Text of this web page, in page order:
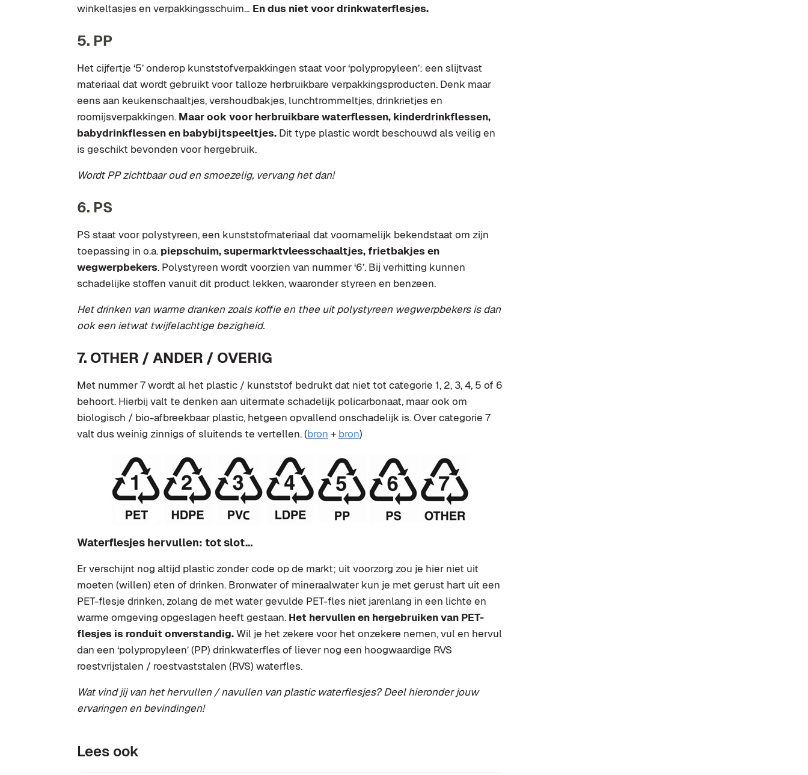
winkeltasjes en verpakkingsschuim… En dus niet voor drinkwaterflesjes.
5. PP
Het cijfertje ‘5’ onderop kunststofverpakkingen staat voor ‘polypropyleen’: een slijtvast
materiaal dat wordt gebruikt voor talloze herbruikbare verpakkingsproducten. Denk maar
eens aan keukenschaaltjes, vershoudbakjes, lunchtrommeltjes, drinkrietjes en
roomijsverpakkingen. Maar ook voor herbruikbare waterflessen, kinderdrinkflessen,
babydrinkflessen en babybijtspeeltjes. Dit type plastic wordt beschouwd als veilig en
is geschikt bevonden voor hergebruik.
Wordt PP zichtbaar oud en smoezelig, vervang het dan!
6. PS
PS staat voor polystyreen, een kunststofmateriaal dat voornamelijk bekendstaat om zijn
toepassing in o.a. piepschuim, supermarktvleesschaaltjes, frietbakjes en
wegwerpbekers. Polystyreen wordt voorzien van nummer ‘6’. Bij verhitting kunnen
schadelijke stoffen vanuit dit product lekken, waaronder styreen en benzeen.
Het drinken van warme dranken zoals koffie en thee uit polystyreen wegwerpbekers is dan
ook een ietwat twijfelachtige bezigheid.
7. OTHER / ANDER / OVERIG
Met nummer 7 wordt al het plastic / kunststof bedrukt dat niet tot categorie 1, 2, 3, 4, 5 of 6
behoort. Hierbij valt te denken aan uitermate schadelijk policarbonaat, maar ook om
biologisch / bio-afbreekbaar plastic, hetgeen opvallend onschadelijk is. Over categorie 7
valt dus weinig zinnigs of sluitends te vertellen. (bron + bron)
Waterflesjes hervullen: tot slot…
Er verschijnt nog altijd plastic zonder code op de markt; uit voorzorg zou je hier niet uit
moeten (willen) eten of drinken. Bronwater of mineraalwater kun je met gerust hart uit een
PET-flesje drinken, zolang de met water gevulde PET-fles niet jarenlang in een lichte en
warme omgeving opgeslagen heeft gestaan. Het hervullen en hergebruiken van PET-
flesjes is ronduit onverstandig.Wil je het zekere voor het onzekere nemen, vul en hervul
dan een ‘polypropyleen’ (PP) drinkwaterfles of liever nog een hoogwaardige RVS
roestvrijstalen / roestvaststalen (RVS) waterfles.
Wat vind jij van het hervullen / navullen van plastic waterflesjes? Deel hieronder jouw
ervaringen en bevindingen!
Lees ook